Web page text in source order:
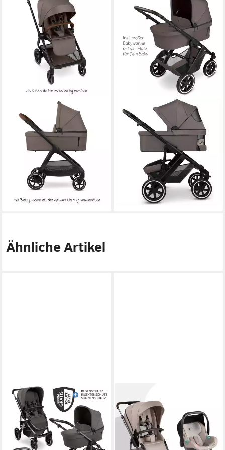
Kombi-Kinderwagen City Life
- Nature, 2in1 Kinderwagen
Buggy Set mit Babywanne &
Sportsitz bis 22 kg
ab 749,00 €
21,75 €mtl. in 48 Raten
lieferbar - in 2-3 Werktagen bei dir
ABC DESIGN
Kombi-Kinderwagen ABC
Design Kinderwagen-Set
Salsa 5 Air 12 teilig Marron,
(Set, 12-tlg), Komplettset
1.099,90 €
mtl. in 48 Raten
lieferbar - in 2-3 Werktagen bei dir
Ähnliche Artikel